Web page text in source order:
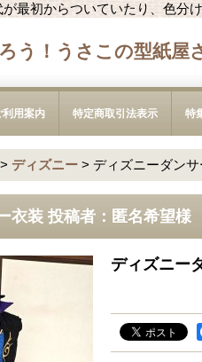
最初からついていたり、色
う！うさこの型紙屋
利用案内 特定商取引法表示 特
> ディズニー > ディズニーダン
衣装 投稿者：匿名希望様
ディズニー